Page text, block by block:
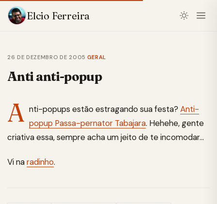
Elcio Ferreira
26 DE DEZEMBRO DE 2005 GERAL
Anti anti-popup
A nti-popups estão estragando sua festa? Anti-
popup Passa-pernator Tabajara. Hehehe, gente
criativa essa, sempre acha um jeito de te incomodar…
Vi naradinho.